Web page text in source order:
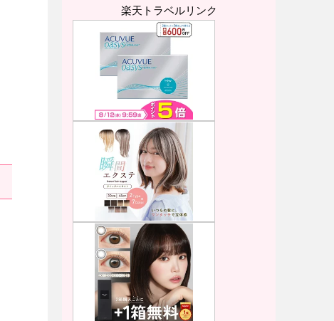
楽天トラベルリンク